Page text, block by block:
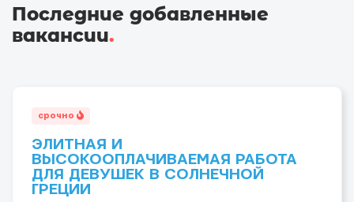
Последние добавленные
вакансии.
срочно
ЭЛИТНАЯ И
ВЫСОКООПЛАЧИВАЕМАЯ РАБОТА
ДЛЯ ДЕВУШЕК В СОЛНЕЧНОЙ
ГРЕЦИИ